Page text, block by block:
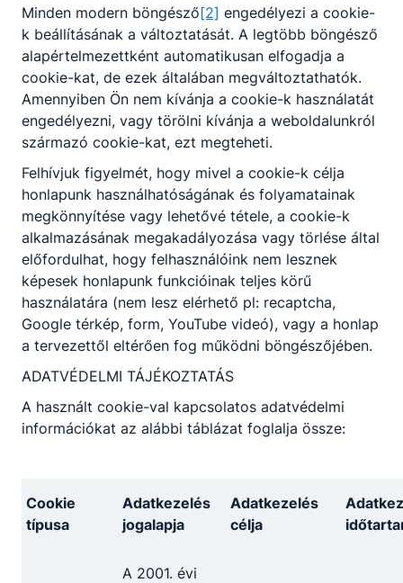
feladatokat. A szakképzettséggel rendelkező
elhelyezkedhet a gazdasági szférában –
elsősorban kis- és középvállalkozásoknál –
ügyintézőként, de akár továbbtanulhat a
gazdasági felsőoktatásban vagy magasabb szintű
képesítést szerezhet, mint pl.: mérlegképes
könyvelő, adótanácsadó, banki szakember,
vámszakember.
KOMPETENCIAELVÁRÁS
Agilis, jó kommunikációs készég,
problémamegoldó- és szervezőképesség,
csapatmunka, felelősségtudat, nyitottság az
informatikai eszközök használatára.
A SZAKKÉPZETTSÉGGEL RENDELKEZŐ
képes ellátni a vállalkozások
működtetéséhez szükséges gazdasági
irodai, illetve vezetői asszisztensi
feladatokat lát el;
leveleket, egyéb dokumentumokat készít,
Minden modern böngésző[2] engedélyezi a cookie-
k beállításának a változtatását. A legtöbb böngésző
alapértelmezettként automatikusan elfogadja a
cookie-kat, de ezek általában megváltoztathatók.
Amennyiben Ön nem kívánja a cookie-k használatát
engedélyezni, vagy törölni kívánja a weboldalunkról
származó cookie-kat, ezt megteheti.
Felhívjuk figyelmét, hogy mivel a cookie-k célja
honlapunk használhatóságának és folyamatainak
megkönnyítése vagy lehetővé tétele, a cookie-k
alkalmazásának megakadályozása vagy törlése által
előfordulhat, hogy felhasználóink nem lesznek
képesek honlapunk funkcióinak teljes körű
használatára (nem lesz elérhető pl: recaptcha,
Google térkép, form, YouTube videó), vagy a honlap
a tervezettől eltérően fog működni böngészőjében.
ADATVÉDELMI TÁJÉKOZTATÁS
A használt cookie-val kapcsolatos adatvédelmi
információkat az alábbi táblázat foglalja össze:
Cookie
típusa
Adatkezelés
jogalapja
Adatkezelés
célja
A 2001. évi